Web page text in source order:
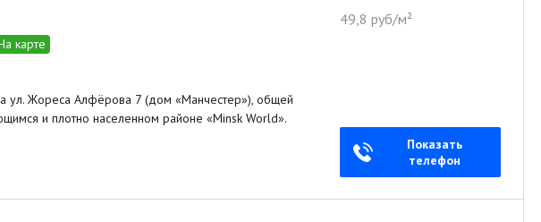
карте
ул. Жореса Алфёрова 7 (дом «Манчестер»), общей
и плотно населенном районе «Minsk World».
49,8 руб/м²
Показать
телефон